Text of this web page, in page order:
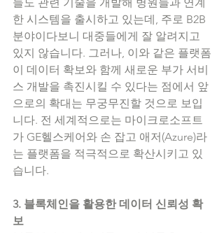
한 시스템을 출시하고 있는데, 주로 B2B
분야이다보니 대중들에게 잘 알려지고
있지 않습니다. 그러나, 이와 같은 플랫폼
이 데이터 확보와 함께 새로운 부가 서비
스 개발을 촉진시킬 수 있다는 점에서 앞
으로의 확대는 무궁무진할 것으로 보입
니다. 전 세계적으로는 마이크로소프트
가 GE헬스케어와 손 잡고 애저(Azure)라
는 플랫폼을 적극적으로 확산시키고 있
습니다.
3. 블록체인을 활용한 데이터 신뢰성 확
보